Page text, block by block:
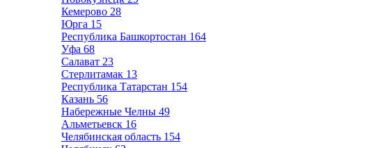
Кемерово 28
Юрга 15
Республика Башкортостан 164
Уфа 68
Салават 23
Стерлитамак 13
Республика Татарстан 154
Казань 56
Набережные Челны 49
Альметьевск 16
Челябинская область 154